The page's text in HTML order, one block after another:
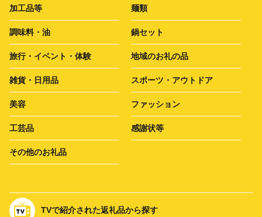
加工品等 麺類
調味料・油 鍋セット
旅行・イベント・体験 地域のお礼の品
雑貨・日用品 スポーツ・アウトドア
美容 ファッション
工芸品 感謝状等
その他のお礼品
TVで紹介された返礼品から探す